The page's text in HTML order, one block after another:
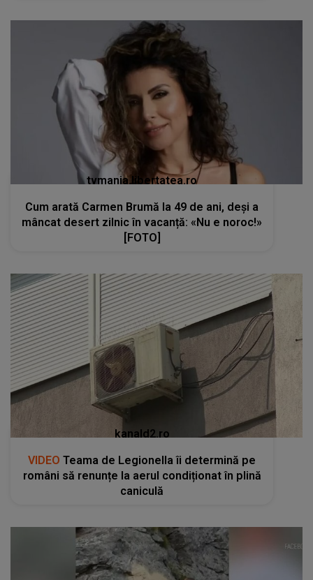
tvmania.libertatea.ro
Cum arată Carmen Brumă la 49 de ani, deși a
mâncat desert zilnic în vacanță: «Nu e noroc!»
[FOTO]
kanald2.ro
VIDEO Teama de Legionella îi determină pe
români să renunțe la aerul condiționat în plină
caniculă